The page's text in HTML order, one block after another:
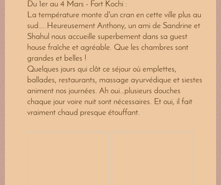
Du 1er au 4 Mars - Fort Kochi :
La température monte d'un cran en cette ville plus au
sud…..Heureusement Anthony, un ami de Sandrine et
Shahul nous accueille superbement dans sa guest
house fraîche et agréable. Que les chambres sont
grandes et belles !
Quelques jours qui clôt ce séjour où emplettes,
ballades, restaurants, massage ayurvédique et siestes
animent nos journées. Ah oui…plusieurs douches
chaque jour voire nuit sont nécessaires. Et oui, il fait
vraiment chaud presque étouffant.